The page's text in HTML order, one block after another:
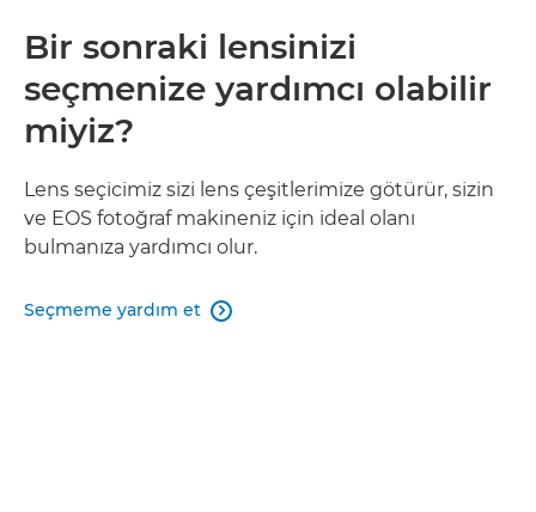
Bir sonraki lensinizi
seçmenize yardımcı olabilir
miyiz?
Lens seçicimiz sizi lens çeşitlerimize götürür, sizin
ve EOS fotoğraf makineniz için ideal olanı
bulmanıza yardımcı olur.
Seçmeme yardım et 